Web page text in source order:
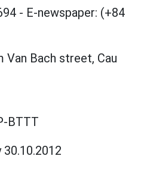
- E-newspaper: (+84
Van Bach street, Cau
BTTT
30.10.2012